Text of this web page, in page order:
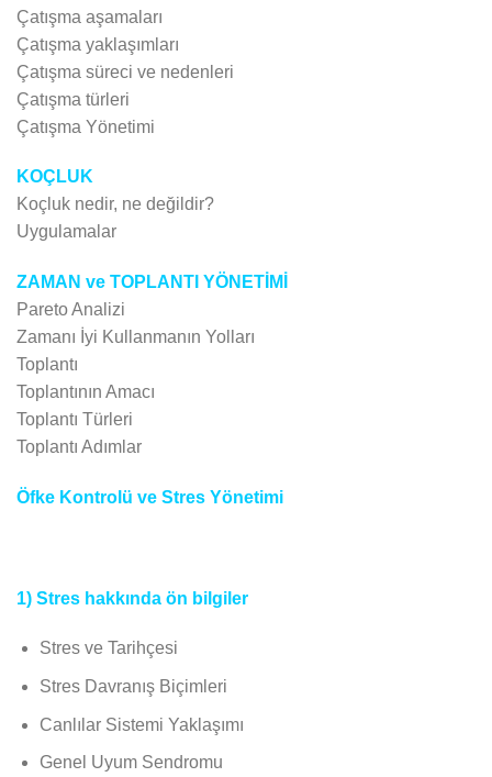
Çatışma aşamaları
Çatışma yaklaşımları
Çatışma süreci ve nedenleri
Çatışma türleri
Çatışma Yönetimi
KOÇLUK
Koçluk nedir, ne değildir?
Uygulamalar
ZAMAN ve TOPLANTI YÖNETİMİ
Pareto Analizi
Zamanı İyi Kullanmanın Yolları
Toplantı
Toplantının Amacı
Toplantı Türleri
Toplantı Adımlar
Öfke Kontrolü ve Stres Yönetimi
1) Stres hakkında ön bilgiler
Stres ve Tarihçesi
Stres Davranış Biçimleri
Canlılar Sistemi Yaklaşımı
Genel Uyum Sendromu